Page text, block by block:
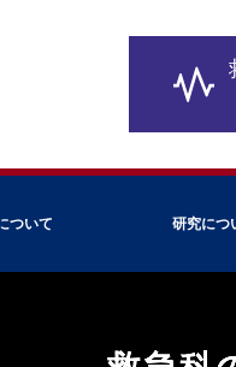
ついて 研究につ